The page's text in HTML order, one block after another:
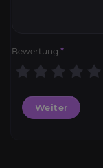
Bewertung *
Weiter